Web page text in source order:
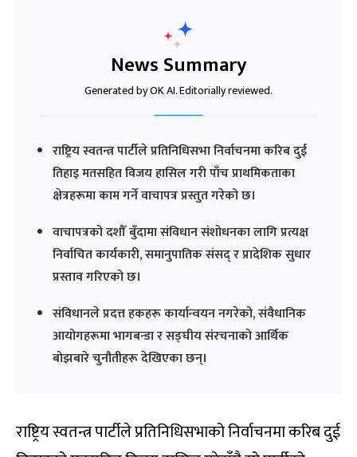
News Summary
Generated by OK AI. Editorially reviewed.
राष्ट्रिय स्वतन्त्र पार्टीले प्रतिनिधिसभा निर्वाचनमा करिब दुई
तिहाइ मतसहित विजय हासिल गरी पाँच प्राथमिकताका
क्षेत्रहरूमा काम गर्ने वाचापत्र प्रस्तुत गरेको छ।
वाचापत्रको दशौँ बुँदामा संविधान संशोधनका लागि प्रत्यक्ष
निर्वाचित कार्यकारी, समानुपातिक संसद् र प्रादेशिक सुधार
प्रस्ताव गरिएको छ।
संविधानले प्रदत्त हकहरू कार्यान्वयन नगरेको, संवैधानिक
आयोगहरूमा भागबन्डा र सङ्घीय संरचनाको आर्थिक
बोझबारे चुनौतीहरू देखिएका छन्।
राष्ट्रिय स्वतन्त्र पार्टीले प्रतिनिधिसभाको निर्वाचनमा करिब दुई